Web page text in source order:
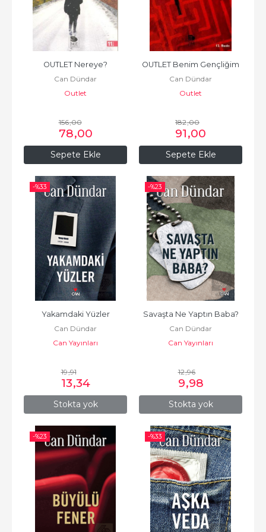
Sepete Ekle
OUTLET Nereye?
Can Dündar
Outlet
156,00
78,00
Sepete Ekle
OUTLET Benim Gençliğim
Can Dündar
Outlet
182,00
91,00
-%33
Stokta yok
Yakamdaki Yüzler
Can Dündar
Can Yayınları
19,91
13,34
-%23
Stokta yok
Savaşta Ne Yaptın Baba?
Can Dündar
Can Yayınları
12,96
9,98
-%23 -%33